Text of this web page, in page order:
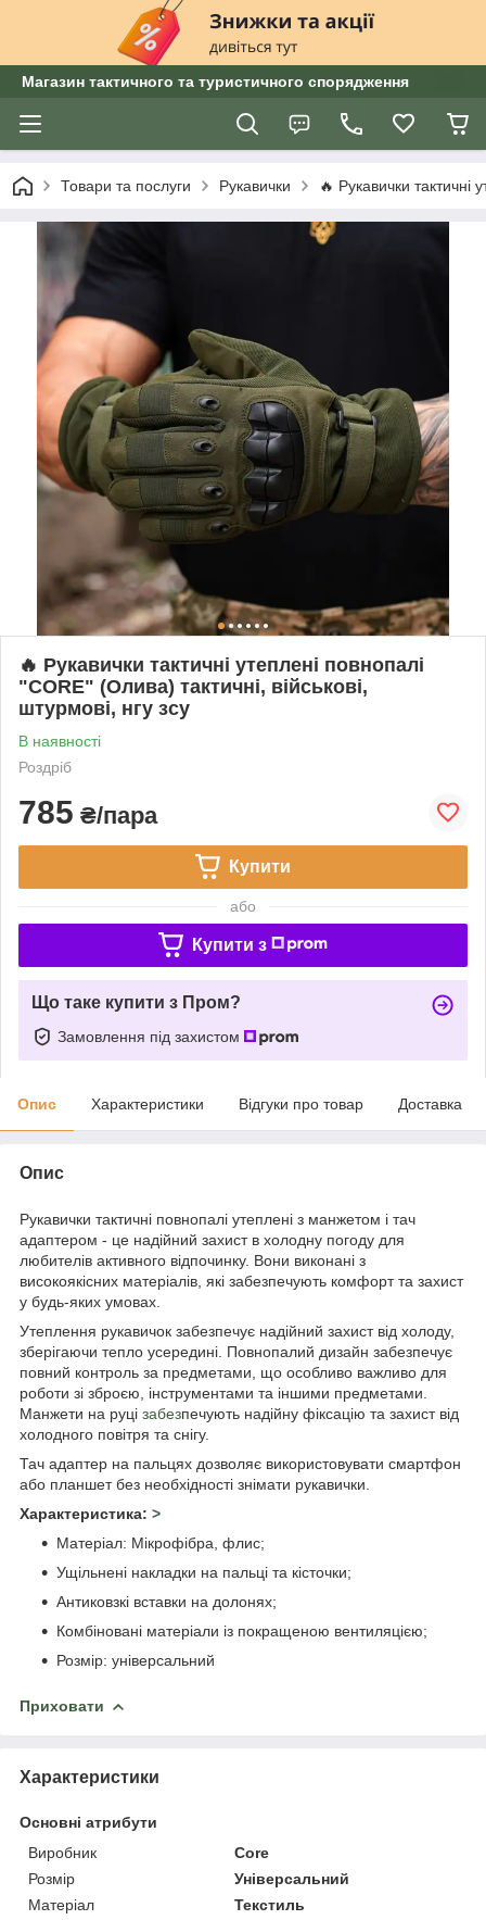
Магазин тактичного та туристичного спорядження
Товари та послуги Рукавички 🔥 Рукавички тактичні
🔥 Рукавички тактичні утеплені повнопалі
"CORE" (Олива) тактичні, військові,
штурмові, нгу зсу
В наявності
Роздріб
785 ₴/пара
Купити
або
Купити з
Що таке купити з Пром?
Замовлення під захистом
Опис Характеристики Відгуки про товар Доставка
Опис
Рукавички тактичні повнопалі утеплені з манжетом і тач
адаптером - це надійний захист в холодну погоду для
любителів активного відпочинку. Вони виконані з
високоякісних матеріалів, які забезпечують комфорт та захист
у будь-яких умовах.
Утеплення рукавичок забезпечує надійний захист від холоду,
зберігаючи тепло усередині. Повнопалий дизайн забезпечує
повний контроль за предметами, що особливо важливо для
роботи зі зброєю, інструментами та іншими предметами.
Манжети на руці забезпечують надійну фіксацію та захист від
холодного повітря та снігу.
Тач адаптер на пальцях дозволяє використовувати смартфон
або планшет без необхідності знімати рукавички.
Характеристика: >
Матеріал: Мікрофібра, флис;
Ущільнені накладки на пальці та кісточки;
Антиковзкі вставки на долонях;
Комбіновані матеріали із покращеною вентиляцією;
Розмір: універсальний
Приховати
Характеристики
Основні атрибути
Виробник
Core
Розмір
Універсальний
Матеріал
Текстиль